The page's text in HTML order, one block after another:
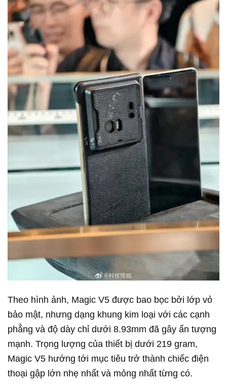
Theo hình ảnh, Magic V5 được bao bọc bởi lớp vỏ
bảo mật, nhưng dạng khung kim loại với các cạnh
phẳng và độ dày chỉ dưới 8.93mm đã gây ấn tượng
mạnh. Trọng lượng của thiết bị dưới 219 gram,
Magic V5 hướng tới mục tiêu trở thành chiếc điện
thoại gập lớn nhẹ nhất và mỏng nhất từng có.